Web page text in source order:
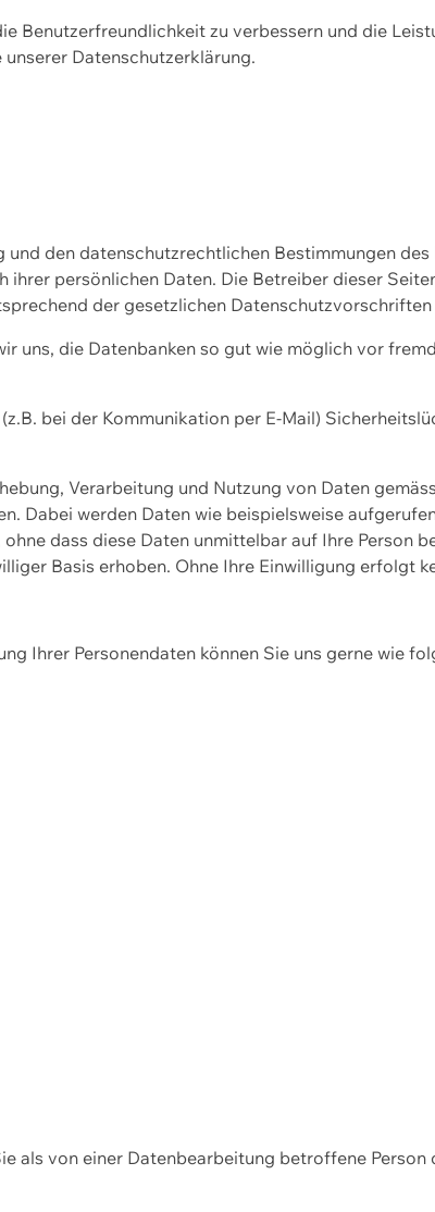
Benutzerfreundlichkeit zu verbessern und die
unserer Datenschutzerklärung.
den datenschutzrechtlichen Bestimmungen
persönlichen Daten. Die Betreiber dieser
der gesetzlichen
uns, die Datenbanken so gut wie möglich vor
bei der Kommunikation per E-Mail)
Verarbeitung und Nutzung von Daten
Dabei werden Daten wie beispielsweise
dass diese Daten unmittelbar auf Ihre Person
Basis erhoben. Ohne Ihre Einwilligung erfolgt
Ihrer Personendaten können Sie uns gerne wie
als von einer Datenbearbeitung betroffene Person